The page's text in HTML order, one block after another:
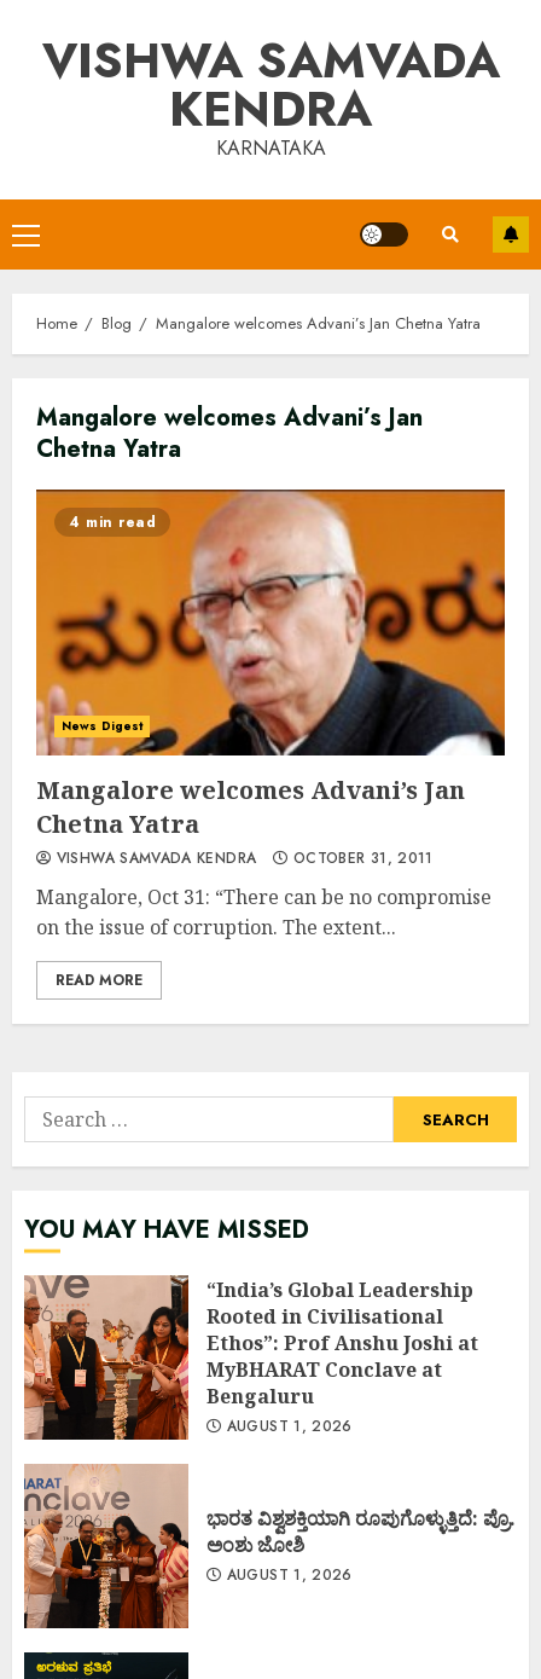
contentVISHWA SAMVADA
KENDRA
KARNATAKA
Primary
Menu
Home Blog Mangalore welcomes Advani’s Jan Chetna Yatra
Mangalore welcomes Advani’s Jan
Chetna Yatra
4 min read
News Digest
Mangalore welcomes Advani’s Jan
Chetna Yatra
VISHWA SAMVADA KENDRA OCTOBER 31, 2011
Mangalore, Oct 31: “There can be no compromise
on the issue of corruption. The extent...
READ MORE
Search
for:
YOU MAY HAVE MISSED
“India’s Global Leadership
Rooted in Civilisational
Ethos”: Prof Anshu Joshi at
MyBHARAT Conclave at
Bengaluru
AUGUST 1, 2026
ಭಾರತ ವಿಶ್ವಶಕ್ತಿಯಾಗಿ ರೂಪುಗೊಳ್ಳುತ್ತಿದೆ: ಪ್ರೊ.
ಅಂಶು ಜೋಶಿ
AUGUST 1, 2026